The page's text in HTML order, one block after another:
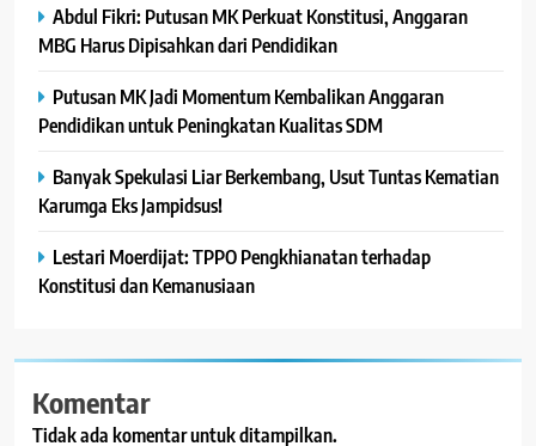
Abdul Fikri: Putusan MK Perkuat Konstitusi, Anggaran
MBG Harus Dipisahkan dari Pendidikan
Putusan MK Jadi Momentum Kembalikan Anggaran
Pendidikan untuk Peningkatan Kualitas SDM
Banyak Spekulasi Liar Berkembang, Usut Tuntas Kematian
Karumga Eks Jampidsus!
Lestari Moerdijat: TPPO Pengkhianatan terhadap
Konstitusi dan Kemanusiaan
Komentar
Tidak ada komentar untuk ditampilkan.